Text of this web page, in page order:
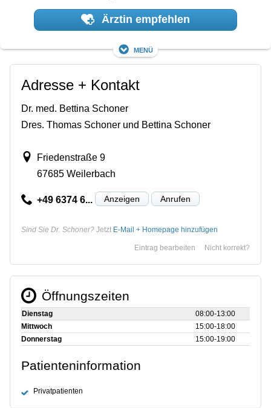
Ärztin empfehlen
Menü
Adresse + Kontakt
Dr. med. Bettina Schoner
Dres. Thomas Schoner und Bettina Schoner
Friedenstraße 9
67685 Weilerbach
+49 6374 6... Anzeigen Anrufen
Sind Sie Dr. Schoner? Jetzt E-Mail + Homepage hinzufügen
Nicht korrekt?
Eintrag bearbeiten
Öffnungszeiten
Dienstag
08:00‑13:00
Mittwoch
15:00‑18:00
Donnerstag
15:00‑19:00
Patienteninformation
Privatpatienten